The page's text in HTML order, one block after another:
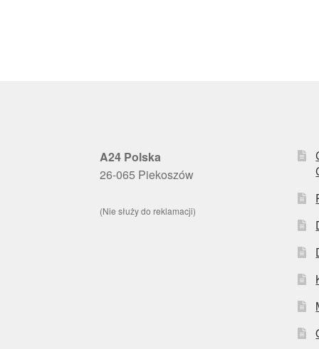
A24 Polska
26-065 Piekoszów
(Nie służy do reklamacji)